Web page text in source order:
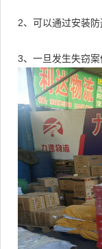
2、可以通过安装
3、一旦发生失窃案